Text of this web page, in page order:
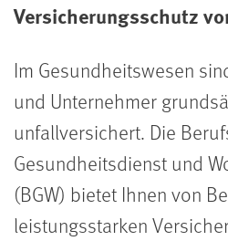
Versicherungsschutz
Im Gesundheitswesen
und Unternehmer
unfallversichert. Die
Gesundheitsdienst und
(BGW) bietet Ihnen von
leistungsstarken